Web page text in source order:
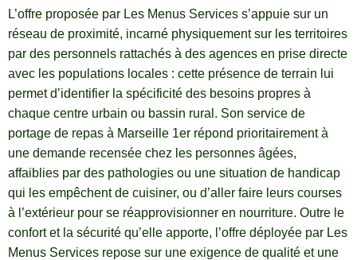
L’offre proposée par Les Menus Services s’appuie sur un
réseau de proximité, incarné physiquement sur les territoires
par des personnels rattachés à des agences en prise directe
avec les populations locales : cette présence de terrain lui
permet d’identifier la spécificité des besoins propres à
chaque centre urbain ou bassin rural. Son service de
portage de repas à Marseille 1er répond prioritairement à
une demande recensée chez les personnes âgées,
affaiblies par des pathologies ou une situation de handicap
qui les empêchent de cuisiner, ou d’aller faire leurs courses
à l’extérieur pour se réapprovisionner en nourriture. Outre le
confort et la sécurité qu’elle apporte, l’offre déployée par Les
Menus Services repose sur une exigence de qualité et une